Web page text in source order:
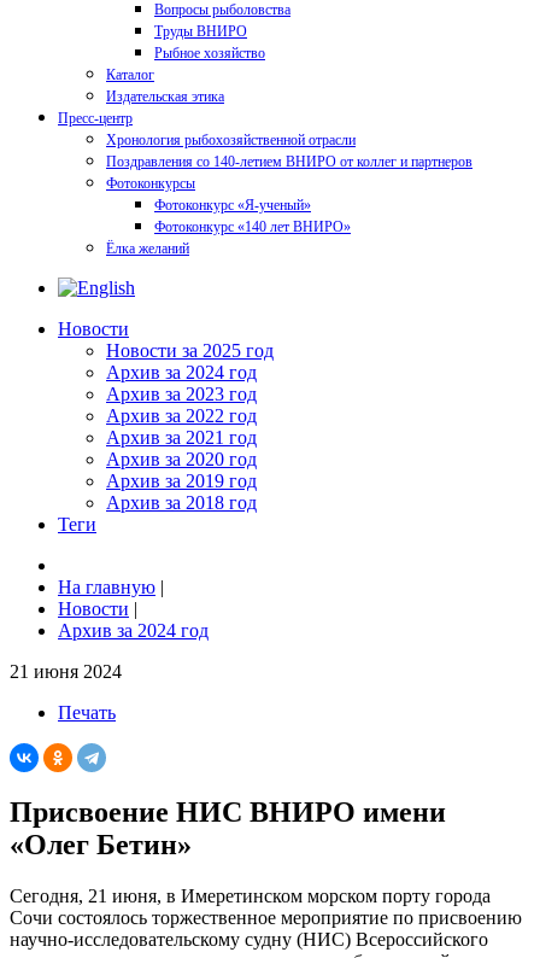
Вопросы рыболовства
Труды ВНИРО
Рыбное хозяйство
Каталог
Издательская этика
Пресс-центр
Хронология рыбохозяйственной отрасли
Поздравления со 140-летием ВНИРО от коллег и партнеров
Фотоконкурсы
Фотоконкурс «Я-ученый»
Фотоконкурс «140 лет ВНИРО»
Ёлка желаний
Новости
Новости за 2025 год
Архив за 2024 год
Архив за 2023 год
Архив за 2022 год
Архив за 2021 год
Архив за 2020 год
Архив за 2019 год
Архив за 2018 год
Теги
На главную |
Новости |
Архив за 2024 год
21 июня 2024
Печать
Присвоение НИС ВНИРО имени
«Олег Бетин»
Сегодня, 21 июня, в Имеретинском морском порту города
Сочи состоялось торжественное мероприятие по присвоению
научно-исследовательскому судну (НИС) Всероссийского